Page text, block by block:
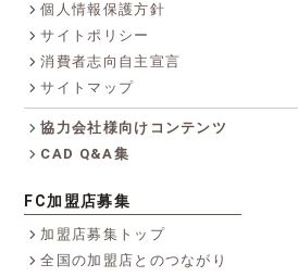
個人情報保護方針
サイトポリシー
消費者志向自主宣言
サイトマップ
協力会社様向けコンテンツ
CAD Q&A集
FC加盟店募集
加盟店募集トップ
全国の加盟店とのつながり